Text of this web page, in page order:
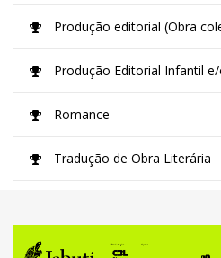
Produção editorial (Obra
Produção Editorial Infantil e/
Romance
Tradução de Obra Literária